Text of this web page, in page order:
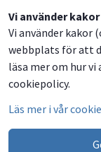
Vi använder kakor
Vi använder kakor
webbplats för att
läsa mer om hur vi
cookiepolicy.
Läs mer i vår
Dela
på
Facebook
Dela
på
Twitter
Dela
på
LinkedIn
Dela
via
email